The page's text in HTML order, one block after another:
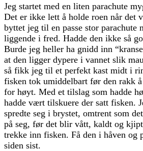
Jeg startet med en liten parachute
Det er ikke lett å holde roen når det
byttet jeg til en passe stor parachute
liggende i fred. Hadde den ikke så
Burde jeg heller ha gnidd inn
at den ligger dypere i vannet slik
så fikk jeg til et perfekt kast midt i
fisken tok umiddelbart før den rakk
for høyt. Med et tilslag som hadde
hadde vært tilskuere der satt fisken.
spredte seg i brystet, omtrent som
på seg, før det blir vått, kaldt og
trekke inn fisken. Få den i håven og
siden sist.